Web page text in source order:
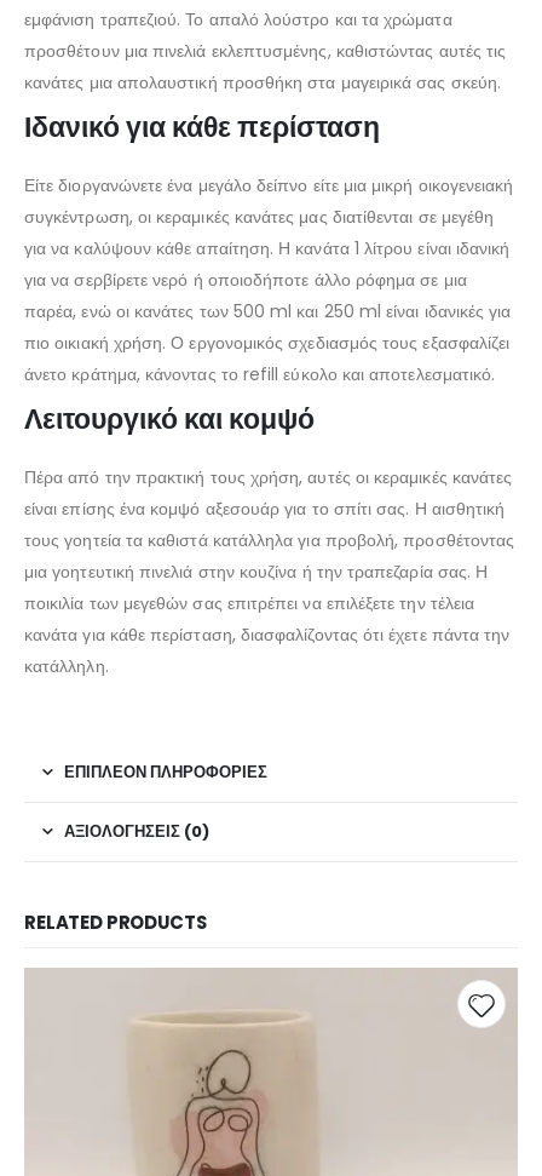
εμφάνιση τραπεζιού. Το απαλό λούστρο και τα χρώματα
προσθέτουν μια πινελιά εκλεπτυσμένης, καθιστώντας αυτές τις
κανάτες μια απολαυστική προσθήκη στα μαγειρικά σας σκεύη.
Ιδανικό για κάθε περίσταση
Είτε διοργανώνετε ένα μεγάλο δείπνο είτε μια μικρή οικογενειακή
συγκέντρωση, οι κεραμικές κανάτες μας διατίθενται σε μεγέθη
για να καλύψουν κάθε απαίτηση. Η κανάτα 1 λίτρου είναι ιδανική
για να σερβίρετε νερό ή οποιοδήποτε άλλο ρόφημα σε μια
παρέα, ενώ οι κανάτες των 500 ml και 250 ml είναι ιδανικές για
πιο οικιακή χρήση. Ο εργονομικός σχεδιασμός τους εξασφαλίζει
άνετο κράτημα, κάνοντας το refill εύκολο και αποτελεσματικό.
Λειτουργικό και κομψό
Πέρα από την πρακτική τους χρήση, αυτές οι κεραμικές κανάτες
είναι επίσης ένα κομψό αξεσουάρ για το σπίτι σας. Η αισθητική
τους γοητεία τα καθιστά κατάλληλα για προβολή, προσθέτοντας
μια γοητευτική πινελιά στην κουζίνα ή την τραπεζαρία σας. Η
ποικιλία των μεγεθών σας επιτρέπει να επιλέξετε την τέλεια
κανάτα για κάθε περίσταση, διασφαλίζοντας ότι έχετε πάντα την
κατάλληλη.
ΕΠΙΠΛΈΟΝ ΠΛΗΡΟΦΟΡΊΕΣ
ΑΞΙΟΛΟΓΉΣΕΙΣ (0)
RELATED PRODUCTS